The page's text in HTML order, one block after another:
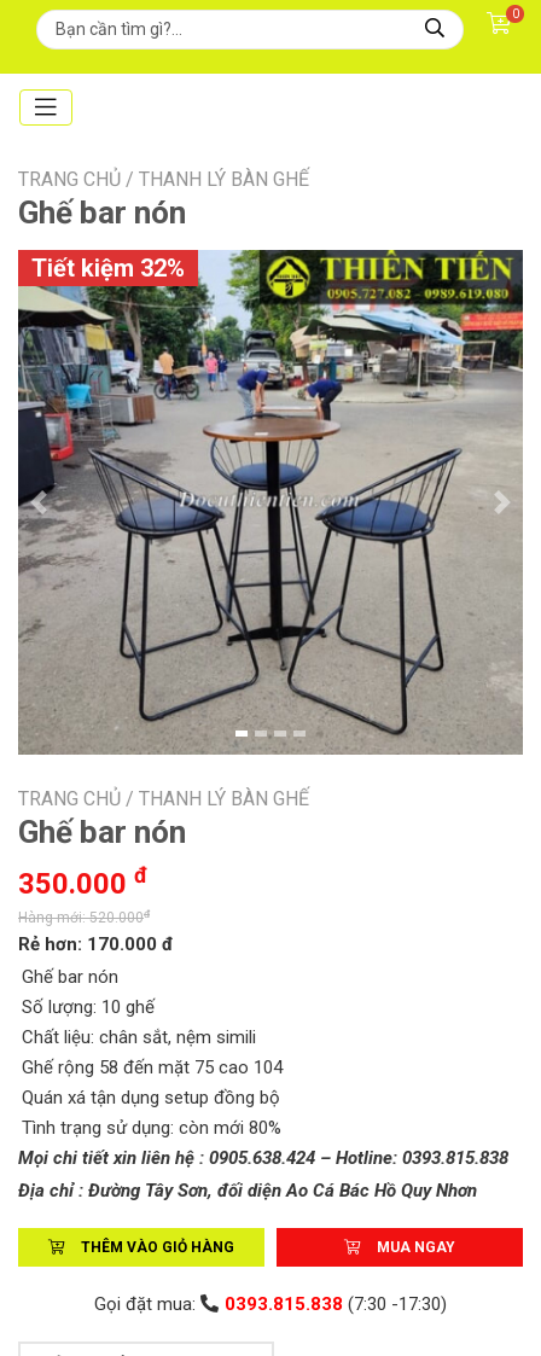
0
TRANG CHỦ / THANH LÝ BÀN GHẾ
Ghế bar nón
Tiết kiệm 32%
Previous Next
TRANG CHỦ / THANH LÝ BÀN GHẾ
Ghế bar nón
350.000 đ
Hàng mới: 520.000đ
Rẻ hơn: 170.000 đ
Ghế bar nón
Số lượng: 10 ghế
Chất liệu: chân sắt, nệm simili
Ghế rộng 58 đến mặt 75 cao 104
Quán xá tận dụng setup đồng bộ
Tình trạng sử dụng: còn mới 80%
Mọi chi tiết xin liên hệ : 0905.638.424 – Hotline: 0393.815.838
Địa chỉ : Đường Tây Sơn, đối diện Ao Cá Bác Hồ Quy Nhơn
THÊM VÀO GIỎ HÀNG MUA NGAY
Gọi đặt mua: 0393.815.838 (7:30 -17:30)